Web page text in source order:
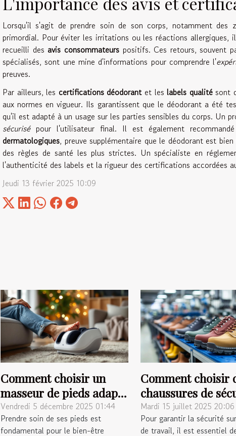
Lorsqu'il s'agit de prendre soin de son corps, notamment
primordial. Pour éviter les irritations ou les réactions
recueilli des avis consommateurspositifs. Ces retours, souvent
spécialisés, sont une mine d'informations pour comprendre l'
preuves.
Par ailleurs, les certifications déodorantet leslabels qualitésont
aux normes en vigueur. Ils garantissent que le déodorant a été
qu'il est adapté à un usage sur les parties sensibles du corps. Un
sécurisépour l'utilisateur final. Il est également
dermatologiques, preuve supplémentaire que le déodorant est
des règles de santé les plus strictes. Un spécialiste en
l'authenticité des labels et la rigueur des certifications accordées
Jeudi 13 février 2025 10:09
Comment choisir un
masseur de pieds adapté
à vos besoins ?
Vendredi 5 décembre 2025 01:44
Prendre soin de ses pieds est
fondamental pour le bien-être
Comment choisir
chaussures de
adaptées à chaque
secteur ?
Mardi 15 juillet 2025 20:06
Pour garantir la sécurité
de travail, il est essentiel